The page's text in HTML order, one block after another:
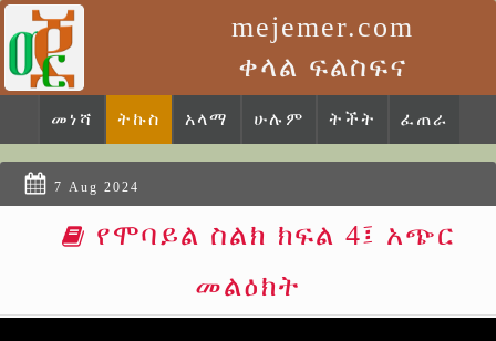
mejemer.com
ቀላል ፍልስፍና
መነሻ ትኩስ አላማ ሁሉም ትችት ፈጠራ
7 Aug 2024
የሞባይል ስልክ ክፍል 4፤ አጭር
መልዕክት